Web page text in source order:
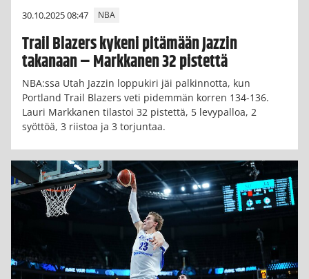
30.10.2025 08:47 NBA
Trail Blazers kykeni pitämään Jazzin
takanaan – Markkanen 32 pistettä
NBA:ssa Utah Jazzin loppukiri jäi palkinnotta, kun
Portland Trail Blazers veti pidemmän korren 134-136.
Lauri Markkanen tilastoi 32 pistettä, 5 levypalloa, 2
syöttöä, 3 riistoa ja 3 torjuntaa.